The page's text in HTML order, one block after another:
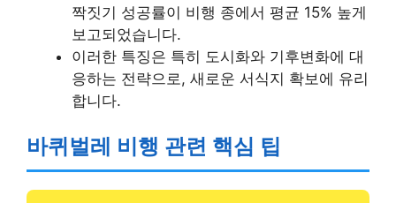
짝짓기 성공률이 비행 종에서 평균 15% 높게
보고되었습니다.
이러한 특징은 특히 도시화와 기후변화에 대
응하는 전략으로, 새로운 서식지 확보에 유리
합니다.
바퀴벌레 비행 관련 핵심 팁